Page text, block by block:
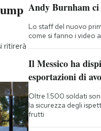
ritirerà
Andy Burnham ci
Lo staff del nuovo
come si fanno i video
Il Messico ha
esportazioni di
Oltre 1.500 soldati
la sicurezza degli
frutti